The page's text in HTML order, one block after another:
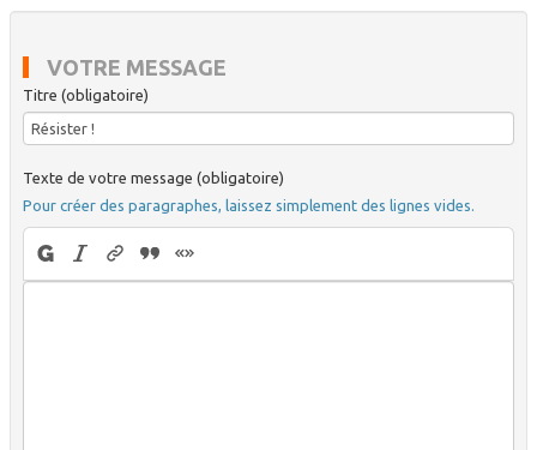
VOTRE MESSAGE
Titre (obligatoire)
Texte de votre message (obligatoire)
Pour créer des paragraphes, laissez simplement des lignes vides.